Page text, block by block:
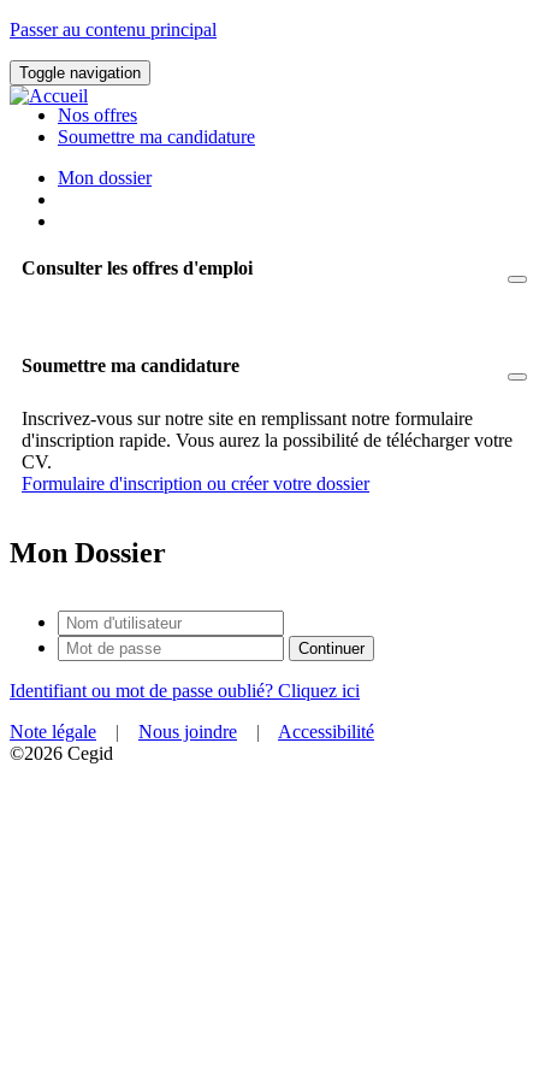
Passer au contenu principal
Toggle navigation
Nos offres
Soumettre ma candidature
Mon dossier
Consulter les offres d'emploi
Soumettre ma candidature
Inscrivez-vous sur notre site en remplissant notre formulaire
d'inscription rapide. Vous aurez la possibilité de télécharger votre
CV.
Formulaire d'inscription ou créer votre dossier
Mon Dossier
Identifiant ou mot de passe oublié? Cliquez ici
Note légale
| Nous joindre |
Accessibilité
©2026 Cegid